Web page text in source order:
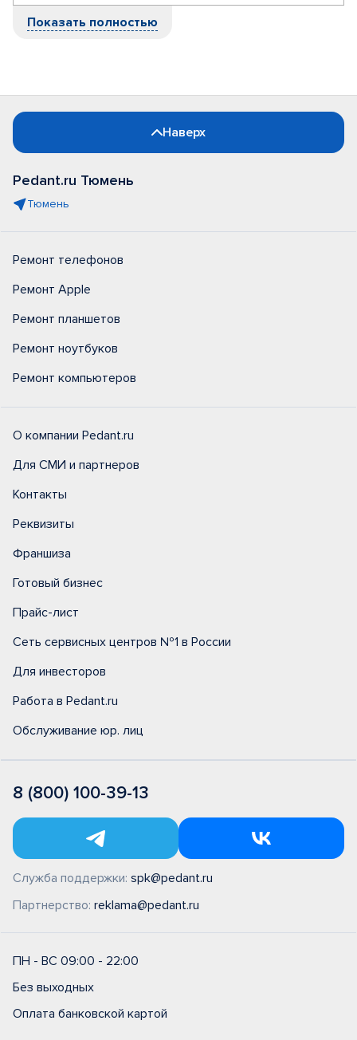
Показать полностью
Наверх
Pedant.ru Тюмень
Тюмень
Ремонт телефонов
Ремонт Apple
Ремонт планшетов
Ремонт ноутбуков
Ремонт компьютеров
О компании Pedant.ru
Для СМИ и партнеров
Контакты
Реквизиты
Франшиза
Готовый бизнес
Прайс-лист
Сеть сервисных центров №1 в России
Для инвесторов
Работа в Pedant.ru
Обслуживание юр. лиц
8 (800) 100-39-13
Служба поддержки: spk@pedant.ru
Партнерство: reklama@pedant.ru
ПН - ВС 09:00 - 22:00
Без выходных
Оплата банковской картой